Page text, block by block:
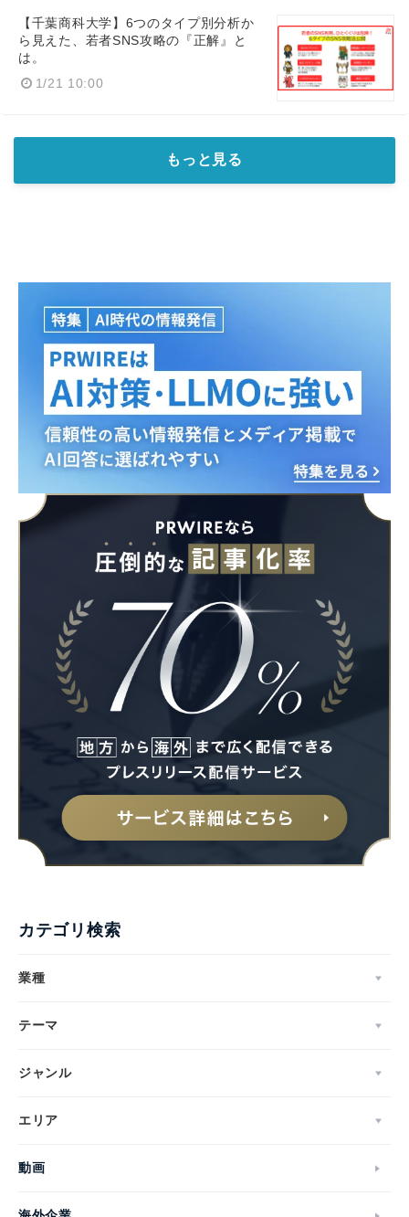
【千葉商科大学】6つのタイプ別分析か
ら見えた、若者SNS攻略の『正解』と
は。
1/21 10:00
もっと見る
カテゴリ検索
業種
テーマ
ジャンル
エリア
動画